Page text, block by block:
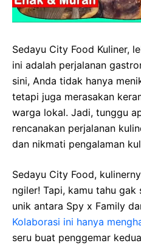
Sedayu City Food Kuliner,
ini adalah perjalanan
sini, Anda tidak hanya
tetapi juga merasakan
warga lokal. Jadi, tunggu
rencanakan perjalanan
dan nikmati pengalaman
Sedayu City Food,
ngiler! Tapi, kamu tahu
unik antara Spy x Family
Kolaborasi ini hanya
seru buat penggemar